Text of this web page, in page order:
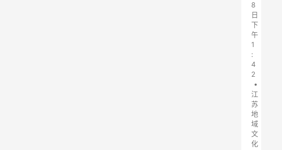
8
日
下
午
1
:
4
2
•
江
苏
地
域
文
化